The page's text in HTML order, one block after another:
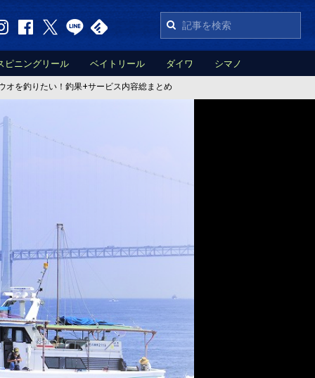
ピニングリール ベイトリール ダイワ シマノ
オを釣りたい！釣果+サービス内容総まとめ